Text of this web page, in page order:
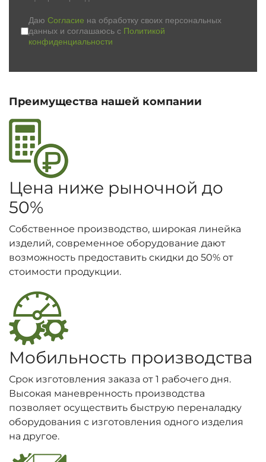
Даю Согласие на обработку своих персональных
данных и соглашаюсь с Политикой
конфиденциальности
Преимущества нашей компании
Цена ниже рыночной до
50%
Собственное производство, широкая линейка
изделий, современное оборудование дают
возможность предоставить скидки до 50% от
стоимости продукции.
Мобильность производства
Срок изготовления заказа от 1 рабочего дня.
Высокая маневренность производства
позволяет осуществить быструю переналадку
оборудования с изготовления одного изделия
на другое.